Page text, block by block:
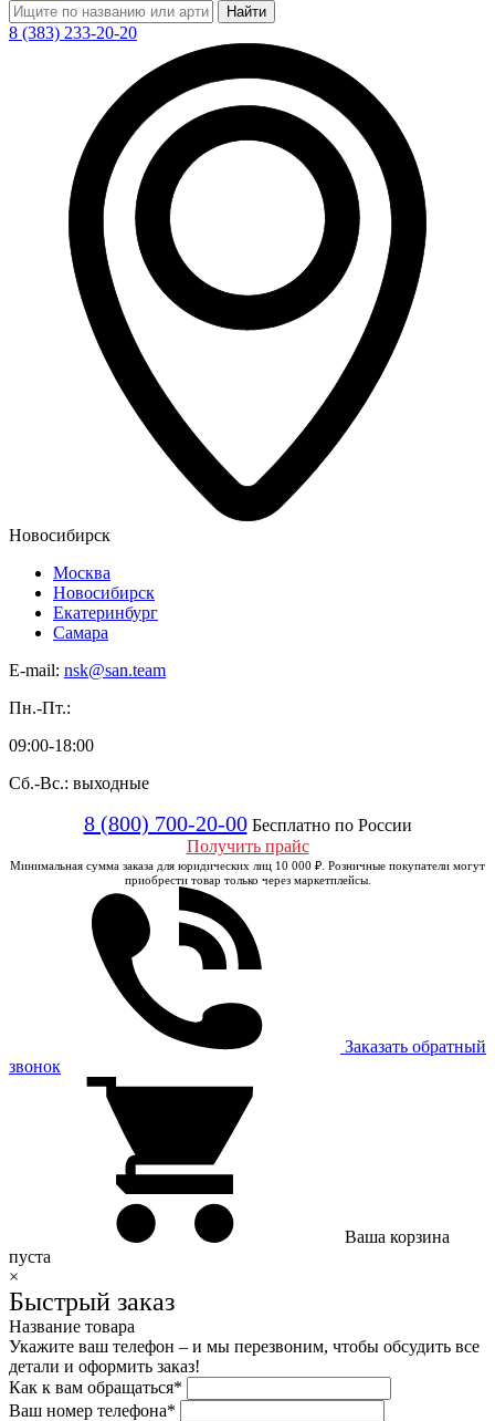
Найти
8 (383) 233-20-20
Новосибирск
Москва
Новосибирск
Екатеринбург
Самара
E-mail: nsk@san.team
Пн.-Пт.:
09:00-18:00
Сб.-Вс.: выходные
8 (800) 700-20-00 Бесплатно по России
Получить прайс
Минимальная сумма заказа для юридических лиц 10 000 ₽. Розничные покупатели могут
приобрести товар только через маркетплейсы.
Заказать обратный
звонок
Ваша корзина
пуста
×
Быстрый заказ
Название товара
Укажите ваш телефон – и мы перезвоним, чтобы обсудить все
детали и оформить заказ!
Как к вам обращаться*
Ваш номер телефона*